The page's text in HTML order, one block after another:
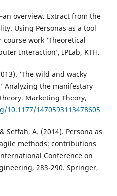
overview. Extract from the
Using Personas as a tool
work ‘Theoretical
Interaction’, IPLab, KTH.
‘The wild and wacky
Analyzing the manifestary
Marketing Theory,
10.1177/1470593113478605
Seffah, A. (2014). Persona as
methods: contributions
Conference on
283-290. Springer,